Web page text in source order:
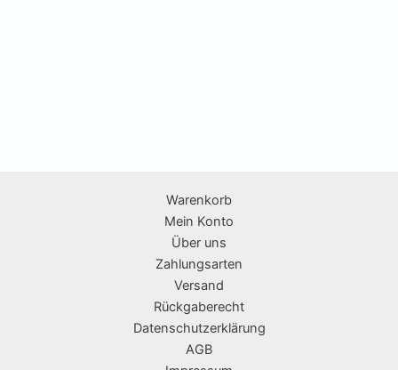
Warenkorb
Mein Konto
Über uns
Zahlungsarten
Versand
Rückgaberecht
Datenschutzerklärung
AGB